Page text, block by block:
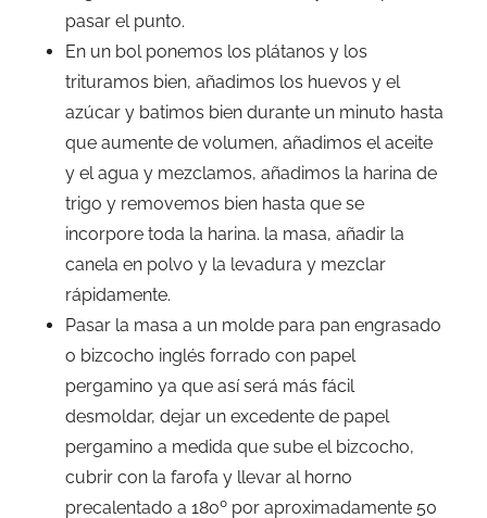
pasar el punto.
En un bol ponemos los plátanos y los
trituramos bien, añadimos los huevos y el
azúcar y batimos bien durante un minuto hasta
que aumente de volumen, añadimos el aceite
y el agua y mezclamos, añadimos la harina de
trigo y removemos bien hasta que se
incorpore toda la harina. la masa, añadir la
canela en polvo y la levadura y mezclar
rápidamente.
Pasar la masa a un molde para pan engrasado
o bizcocho inglés forrado con papel
pergamino ya que así será más fácil
desmoldar, dejar un excedente de papel
pergamino a medida que sube el bizcocho,
cubrir con la farofa y llevar al horno
precalentado a 180º por aproximadamente 50